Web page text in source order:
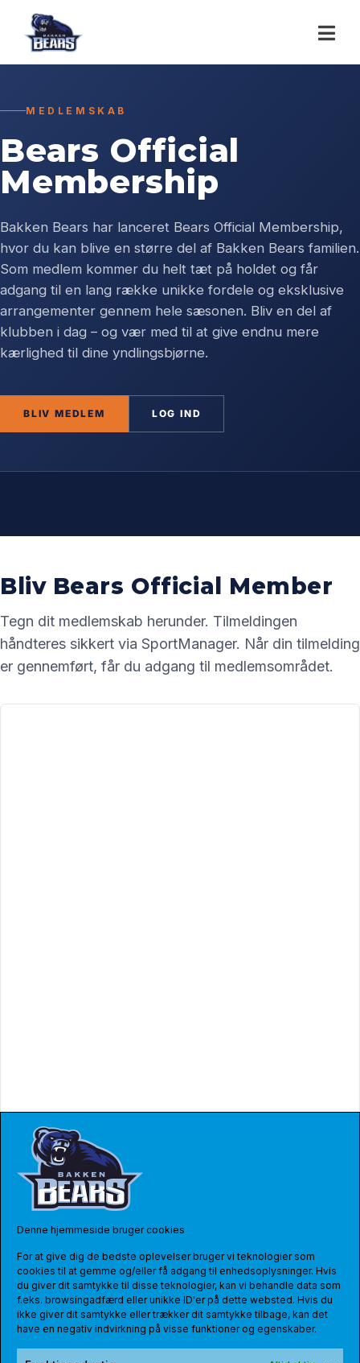
Denne hjemmeside bruger cookies
For at give dig de bedste oplevelser bruger vi teknologier som
cookies til at gemme og/eller få adgang til enhedsoplysninger. Hvis
du giver dit samtykke til disse teknologier, kan vi behandle data som
f.eks. browsingadfærd eller unikke ID'er på dette websted. Hvis du
ikke giver dit samtykke eller trækker dit samtykke tilbage, kan det
have en negativ indvirkning på visse funktioner og egenskaber.
MEDLEMSKAB
Bears Official
Membership
Bakken Bears har lanceret Bears Official Membership,
hvor du kan blive en større del af Bakken Bears familien.
Som medlem kommer du helt tæt på holdet og får
adgang til en lang række unikke fordele og eksklusive
arrangementer gennem hele sæsonen. Bliv en del af
klubben i dag – og vær med til at give endnu mere
kærlighed til dine yndlingsbjørne.
BLIV MEDLEM LOG IND
ADGANGSKODE
Bliv Bears Official Member
Tegn dit medlemskab herunder. Tilmeldingen
håndteres sikkert via SportManager. Når din tilmelding
er gennemført, får du adgang til medlemsområdet.